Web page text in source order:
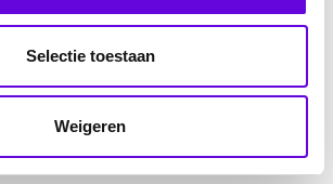
Selectie toestaan
Weigeren